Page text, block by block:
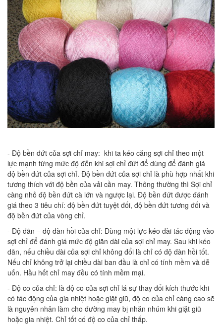
- Độ bền đứt của sợi chỉ may: khi ta kéo căng sợi chỉ theo một
lực mạnh từng mức độ đến khi sợi chỉ đứt để dùng để đánh giá
độ bền đứt của sợi chỉ. Độ bền đứt của sợi chỉ là phù hợp nhất khi
tương thích với độ bền của vải cần may. Thông thường thì Sợi chỉ
càng nhỏ độ bền đứt cà lớn và ngược lại. Độ bền đứt được đánh
giá theo 3 tiêu chí: độ bền đứt tuyệt đối, độ bền đứt tương đối và
độ bền đứt của vòng chỉ.
- Độ dãn – độ đàn hồi của chỉ: Dùng một lực kéo dài tác động vào
sợi chỉ để đánh giá mức độ giãn dài của sợi chỉ may. Sau khi kéo
dãn, nếu chiều dài của sợi chỉ không đổi là chỉ có độ đàn hồi tốt.
Nếu chỉ không trở lại chiều dài ban đầu là chỉ có tính mềm và dễ
uốn. Hầu hết chỉ may đều có tính mềm mại.
- Độ co của chỉ: là độ co của sợi chỉ lá sự thay đổi kích thước khi
có tác động của gia nhiệt hoặc giặt giũ, độ co của chỉ càng cao sẽ
là nguyên nhân làm cho đường may bị nhăn nhúm khi giặt giũ
hoặc gia nhiệt. Chỉ tốt có độ co của chỉ thấp.